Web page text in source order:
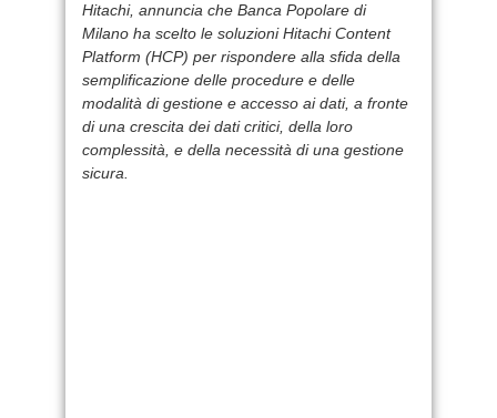
Hitachi, annuncia che Banca Popolare di
Milano ha scelto le soluzioni Hitachi Content
Platform (HCP) per rispondere alla sfida della
semplificazione delle procedure e delle
modalità di gestione e accesso ai dati, a fronte
di una crescita dei dati critici, della loro
complessità, e della necessità di una gestione
sicura.